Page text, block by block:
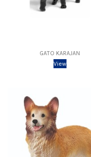
GATO KARAJAN
View